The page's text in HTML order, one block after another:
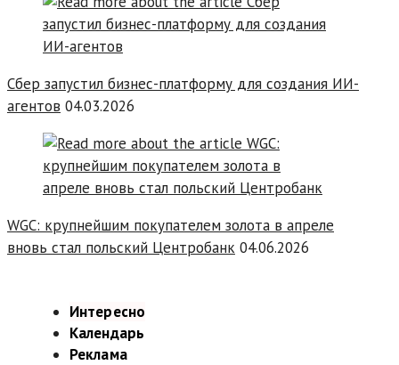
Сбер запустил бизнес-платформу для создания ИИ-
агентов 04.03.2026
WGC: крупнейшим покупателем золота в апреле
вновь стал польский Центробанк 04.06.2026
Интересно
Календарь
Реклама